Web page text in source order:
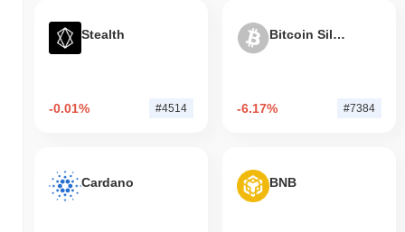
Stealth
-0.01% #4514
Bitcoin Silver
-6.17% #7384
Cardano BNB